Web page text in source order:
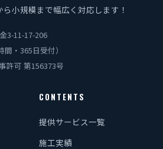
小規模まで幅広く対応します！
3-11-17-206
間・365日受付）
許可 第156373号
CONTENTS
提供サービス一覧
施工実績